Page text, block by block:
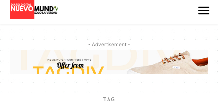
- Advertisement -
TAG